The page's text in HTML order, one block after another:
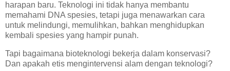
harapan baru. Teknologi ini tidak hanya membantu
memahami DNA spesies, tetapi juga menawarkan cara
untuk melindungi, memulihkan, bahkan menghidupkan
kembali spesies yang hampir punah.
Tapi bagaimana bioteknologi bekerja dalam konservasi?
Dan apakah etis mengintervensi alam dengan teknologi?